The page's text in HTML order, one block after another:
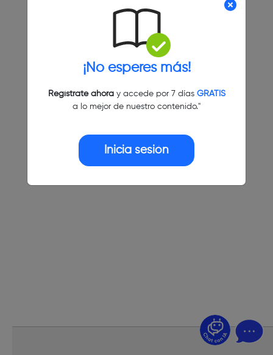
¡No esperes más!
Regístrate ahoray accede por 7 días GRATIS
a lo mejor de nuestro contenido."
Inicia sesión